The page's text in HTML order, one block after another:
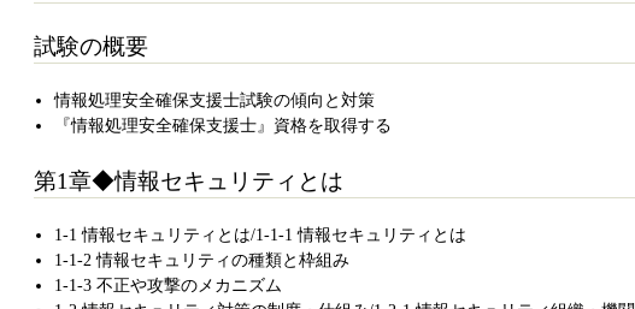
試験の概要
情報処理安全確保支援士試験の傾向と対策
『情報処理安全確保支援士』資格を取得する
第1章◆情報セキュリティとは
1-1 情報セキュリティとは/1-1-1 情報セキュリティとは
1-1-2 情報セキュリティの種類と枠組み
1-1-3 不正や攻撃のメカニズム